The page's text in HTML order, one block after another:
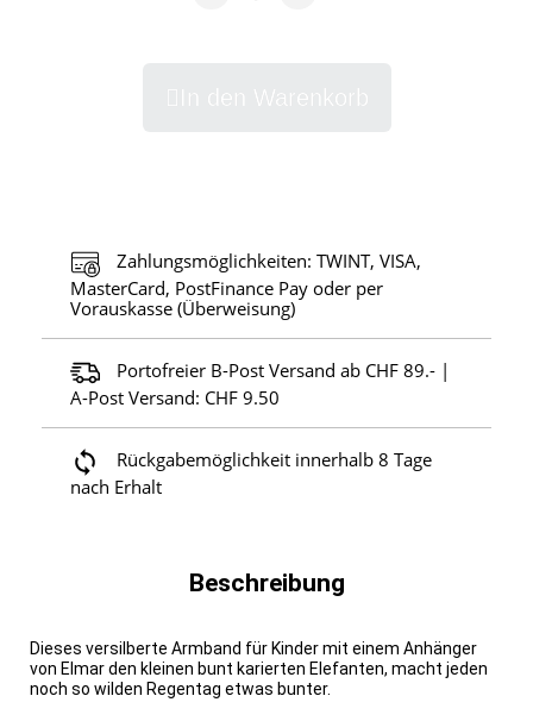
Zahlungsmöglichkeiten: TWINT, VISA,
MasterCard, PostFinance Pay oder per
Vorauskasse (Überweisung)
Portofreier B-Post Versand ab CHF 89.- |
A-Post Versand: CHF 9.50
Rückgabemöglichkeit innerhalb 8 Tage
nach Erhalt
Beschreibung
Dieses versilberte Armband für Kinder mit einem Anhänger
von Elmar den kleinen bunt karierten Elefanten, macht jeden
noch so wilden Regentag etwas bunter.